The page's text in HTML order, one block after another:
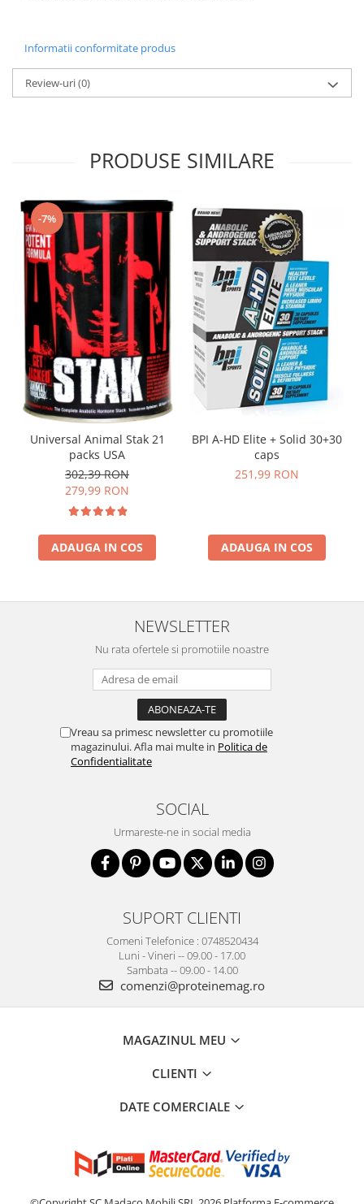
Informatii conformitate produs
Review-uri(0)
PRODUSE SIMILARE
-7%
Universal Animal Stak 21
packs USA
302,39 RON
279,99 RON
ADAUGA IN COS
BPI A-HD Elite + Solid 30+30
caps
251,99 RON
ADAUGA IN COS
NEWSLETTER
Nu rata ofertele si promotiile noastre
Vreau sa primesc newsletter cu promotiile
magazinului. Afla mai multe in Politica de
Confidentialitate
SOCIAL
Urmareste-ne in social media
SUPORT CLIENTI
Comeni Telefonice : 0748520434
Luni - Vineri -- 09.00 - 17.00
Sambata -- 09.00 - 14.00
comenzi@proteinemag.ro
MAGAZINUL MEU
CLIENTI
DATE COMERCIALE